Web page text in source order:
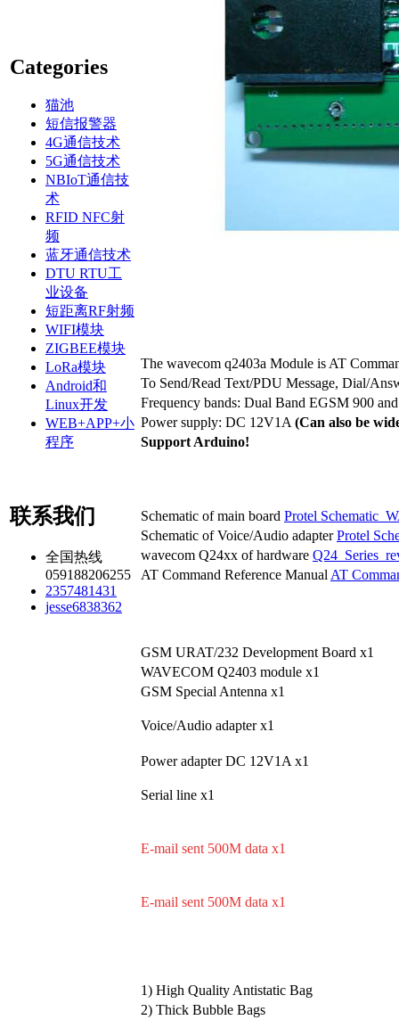
Categories
猫池
短信报警器
4G通信技术
5G通信技术
NBIoT通信技
术
RFID NFC射
频
蓝牙通信技术
DTU RTU工
业设备
短距离RF射频
WIFI模块
ZIGBEE模块
LoRa模块
Android和
Linux开发
WEB+APP+小
程序
联系我们
全国热线
059188206255
2357481431
jesse6838362
The wavecom q2403a Module is AT
To Send/Read Text/PDU Message, Dial/
Frequency bands: Dual Band EGSM 900
Power supply: DC 12V1A (Can also be
Support Arduino!
Schematic of main board Protel
Schematic of Voice/Audio adapterProtel
wavecom Q24xx of hardware
AT Command Reference Manual AT
GSM URAT/232 Development Board x1
WAVECOM Q2403 module x1
GSM Special Antenna x1
Voice/Audio adapter x1
Power adapter DC 12V1A x1
Serial line x1
E-mail sent 500M data x1
E-mail sent 500M data x1
1) High Quality Antistatic Bag
2) Thick Bubble Bags